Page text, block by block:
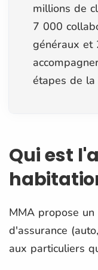
millions de
7 000
généraux et
étapes de la
Qui est
MMA propose
d'assurance
aux particuliers